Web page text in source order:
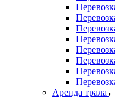
Аренда трала